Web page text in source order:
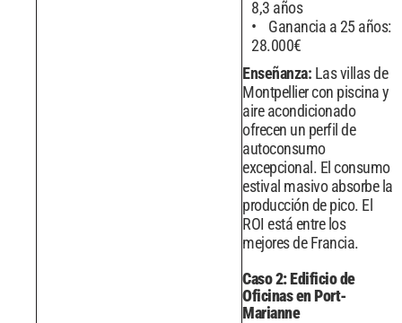
8,3 años
Ganancia a 25 años:
28.000€
Enseñanza: Las villas de
Montpellier con piscina y
aire acondicionado
ofrecen un perfil de
autoconsumo
excepcional. El consumo
estival masivo absorbe la
producción de pico. El
ROI está entre los
mejores de Francia.
Caso 2: Edificio de
Oficinas en Port-
Marianne